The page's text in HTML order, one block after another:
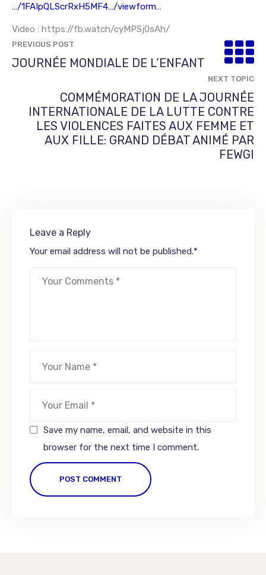
…/1FAIpQLScrRxH5MF4…/viewform…
Video : https://fb.watch/cyMPSj0sAh/
PREVIOUS POST
JOURNÉE MONDIALE DE L’ENFANT
NEXT TOPIC
COMMÉMORATION DE LA JOURNÉE
INTERNATIONALE DE LA LUTTE CONTRE
LES VIOLENCES FAITES AUX FEMME ET
AUX FILLE: GRAND DÉBAT ANIMÉ PAR
FEWGI
Leave a Reply
Your email address will not be published.*
Save my name, email, and website in this
browser for the next time I comment.
POST COMMENT